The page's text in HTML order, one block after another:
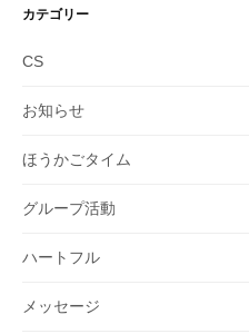
カテゴリー
CS
お知らせ
ほうかごタイム
グループ活動
ハートフル
メッセージ